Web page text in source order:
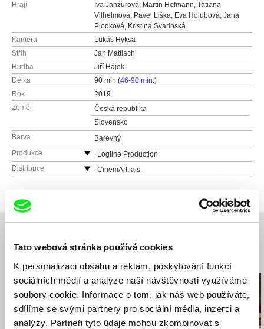
Tato webová stránka používá cookies
K personalizaci obsahu a reklam, poskytování funkcí
sociálních médií a analýze naší návštěvnosti využíváme
soubory cookie. Informace o tom, jak náš web používáte,
sdílíme se svými partnery pro sociální média, inzerci a
analýzy. Partneři tyto údaje mohou zkombinovat s
Hrají
Iva Janžurová, Martin Hofmann, Tatiana
Vilhelmová, Pavel Liška, Eva Holubová, Jana
Plodková, Kristina Svarinská
Kamera
Lukáš Hyksa
Střih
Jan Mattlach
Hudba
Jiří Hájek
Délka
90 min (46-90 min.)
Rok
2019
Země
Česká republika
Slovensko
Barva
Barevný
Produkce
Logline Production
Chlumova 7
tel: +420 255 707 333
Distribuce
CinemArt, a.s.
web:http://www.cinemart.cz
fax: +420 221 105 220
e-mail: info@cinemart.cz
Související filmy (20)